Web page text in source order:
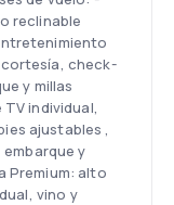
reclinable
check-
y millas
individual,
ajustables ,
y
Premium: alto
vino y